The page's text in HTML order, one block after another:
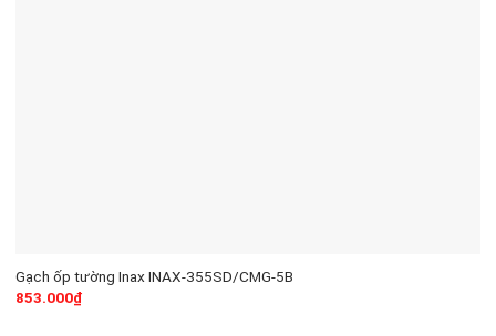
Gạch ốp tường Inax INAX-355SD/CMG-5B
853.000₫